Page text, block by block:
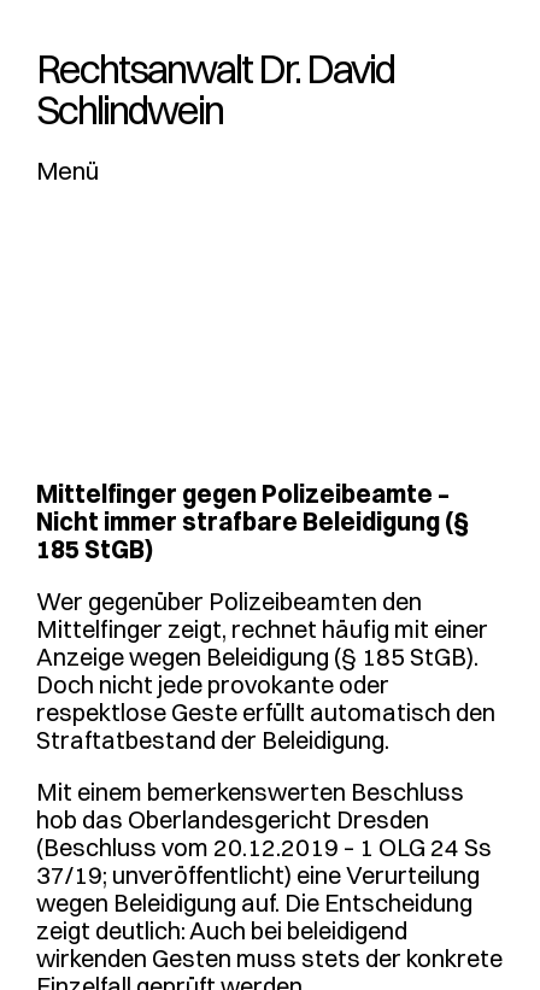
Rechtsanwalt Dr. ­David
Schlindwein
Menü
Mittelfinger gegen Polizeibeamte –
Nicht immer strafbare Beleidigung (§
185 StGB)
Wer gegenüber Polizeibeamten den
Mittelfinger zeigt, rechnet häufig mit einer
Anzeige wegen Beleidigung (§ 185 StGB).
Doch nicht jede provokante oder
respektlose Geste erfüllt automatisch den
Straftatbestand der Beleidigung.
Mit einem bemerkenswerten Beschluss
hob das Oberlandesgericht Dresden
(Beschluss vom 20.12.2019 – 1 OLG 24 Ss
37/19; unveröffentlicht) eine Verurteilung
wegen Beleidigung auf. Die Entscheidung
zeigt deutlich: Auch bei beleidigend
wirkenden Gesten muss stets der konkrete